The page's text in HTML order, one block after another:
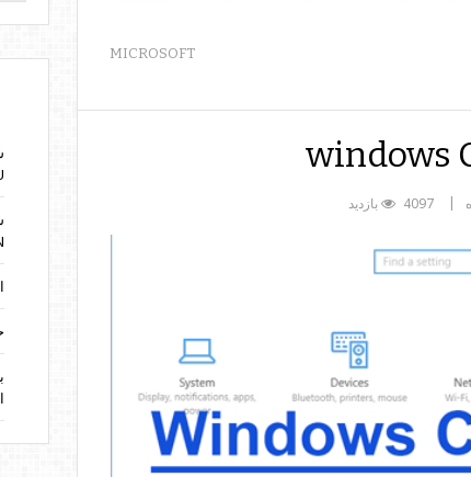
MICROSOFT
windows
4097 بازدید